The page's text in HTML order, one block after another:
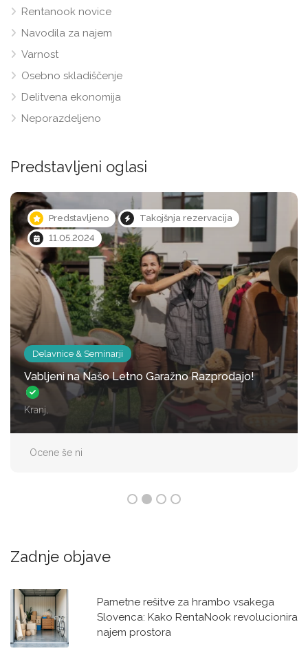
Rentanook novice
Navodila za najem
Varnost
Osebno skladiščenje
Delitvena ekonomija
Neporazdeljeno
Predstavljeni oglasi
Predstavljeno Takojšnja rezervacija
Skladiščenje vozil
Parkirno mesto z nadsreškom za 1 avto
Straža
Ocene še ni
Zadnje objave
Pametne rešitve za hrambo vsakega
Slovenca: Kako RentaNook revolucionira
najem prostora